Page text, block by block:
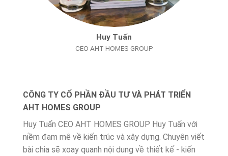
Huy Tuấn
CEO AHT HOMES GROUP
CÔNG TY CỔ PHẦN ĐẦU TƯ VÀ PHÁT TRIỂN
AHT HOMES GROUP
Huy Tuấn CEO AHT HOMES GROUP Huy Tuấn với
niềm đam mê về kiến trúc và xây dựng. Chuyên viết
bài chia sẽ xoay quanh nội dung về thiết kế - kiến